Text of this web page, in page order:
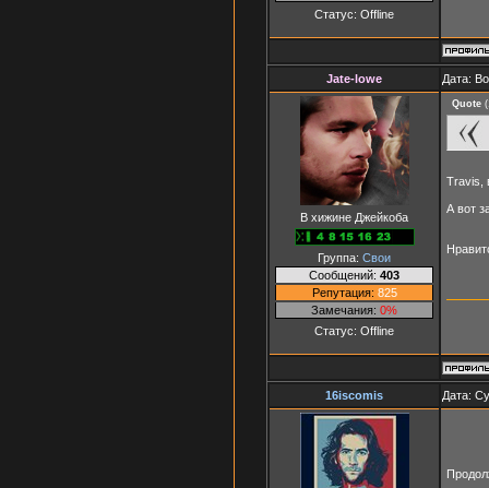
Статус: Offline
Jate-lowe Дата:
В хижине Джейкоба
Группа: Свои
Сообщений: 403
Репутация: 825
Замечания: 0%
Статус: Offline
Quote (
Travis,
А вот
16iscomis Дата: